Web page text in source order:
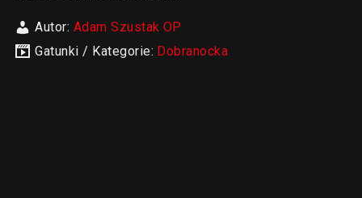
Autor: Adam Szustak OP
Gatunki / Kategorie: Dobranocka